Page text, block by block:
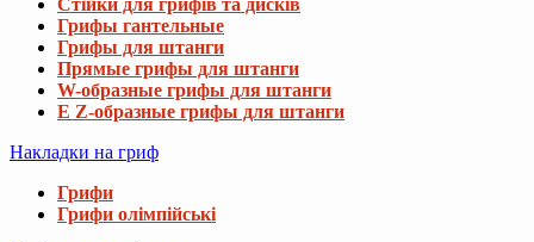
Грифы гантельные
Грифы для штанги
Прямые грифы для штанги
W-образные грифы для штанги
E Z-образные грифы для штанги
Накладки на гриф
Грифи
Грифи олімпійські